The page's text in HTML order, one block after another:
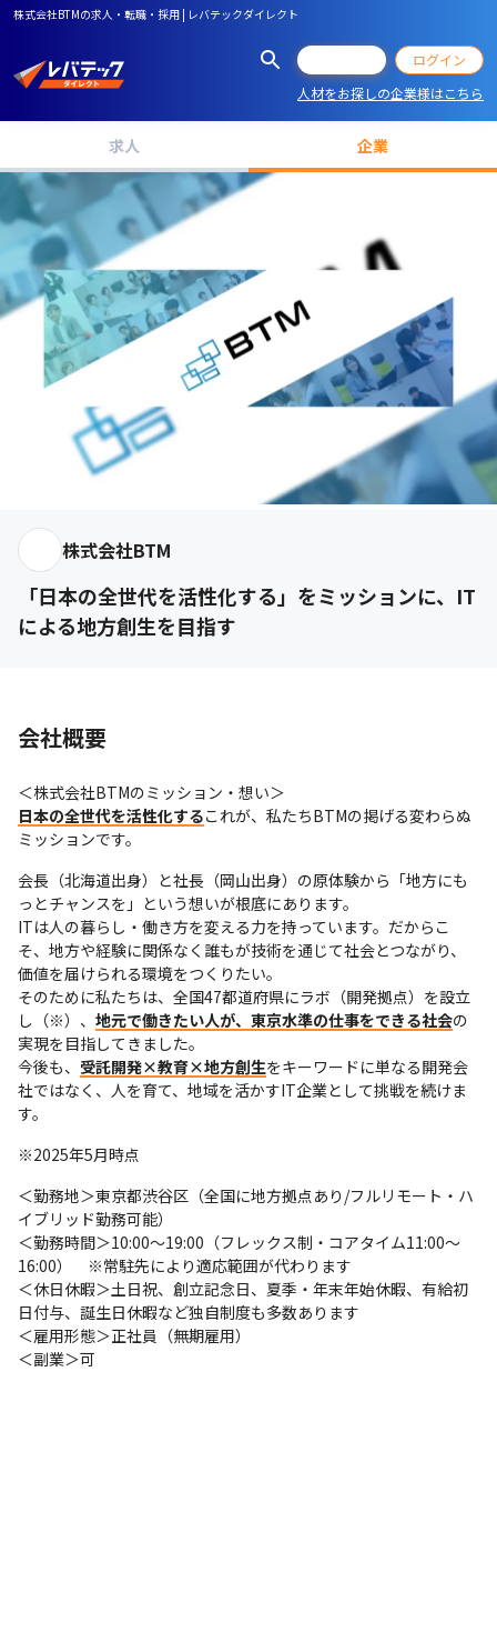
株式会社BTMの求人・転職・採用 | レバテックダイレクト
ログイン
人材をお探しの企業様はこちら
求人 企業
株式会社BTM
「日本の全世代を活性化する」をミッションに、IT
による地方創生を目指す
会社概要
日本の全世代を活性化するこれが、私たちBTMの掲げる変わらぬ
ミッションです。
会長（北海道出身）と社長（岡山出身）の原体験から「地方にも
っとチャンスを」という想いが根底にあります。
ITは人の暮らし・働き方を変える力を持っています。だからこ
そ、地方や経験に関係なく誰もが技術を通じて社会とつながり、
価値を届けられる環境をつくりたい。
そのために私たちは、全国47都道府県にラボ（開発拠点）を設立
し（※）、 地元で働きたい人が、東京水準の仕事をできる社会の
実現を目指してきました。
今後も、 受託開発×教育×地方創生をキーワードに単なる開発会
社ではなく、人を育て、地域を活かすIT企業として挑戦を続けま
す。
※2025年5月時点
＜勤務地＞東京都渋谷区（全国に地方拠点あり/フルリモート・ハ
イブリッド勤務可能）
＜勤務時間＞10:00〜19:00（フレックス制・コアタイム11:00〜
16:00）　※常駐先により適応範囲が代わります
＜休日休暇＞土日祝、創立記念日、夏季・年末年始休暇、有給初
日付与、誕生日休暇など独自制度も多数あります
＜雇用形態＞正社員（無期雇用）
＜副業＞可